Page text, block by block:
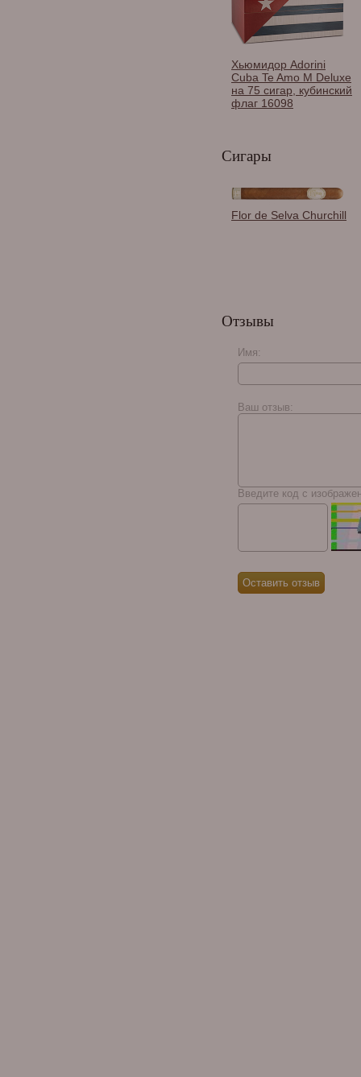
Хьюмидор Adorini
Cuba Te Amo M Deluxe
на 75 сигар, кубинский
флаг 16098
сигар, Черный лак
Сигары
Flor de Selva Churchill
Gurkha Cellar Reserve
15 Year Solara Double
Robusto
Отзывы
Имя:
Ваш отзыв:
Введите код с